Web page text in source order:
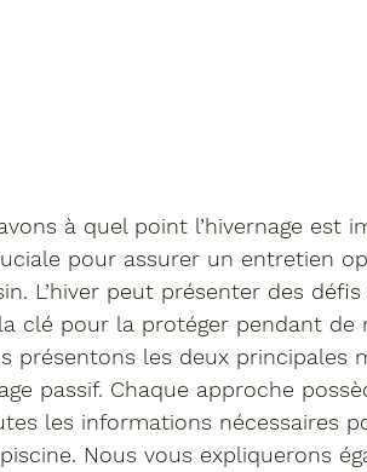
à quel point l’hivernage est
pour assurer un entretien
L’hiver peut présenter des
clé pour la protéger pendant de
présentons les deux principales
passif. Chaque approche
les informations nécessaires
Nous vous expliquerons